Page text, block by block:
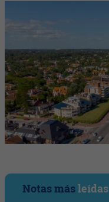
Notas másleídas